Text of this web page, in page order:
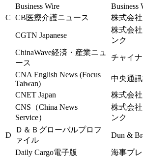
Business Wire
Business
C CB医療介護ニュース 株式会
CGTN Japanese
株式会
ンク
ChinaWave経済・産業ニュ
ース
チャイ
CNA English News (Focus
Taiwan)
中央通
CNET Japan
株式会社
CNS（China News
Service）
株式会
ンク
D
Ｄ＆Ｂグローバルプロフ
ァイル
Dun &
Daily Cargo電子版
海事プ